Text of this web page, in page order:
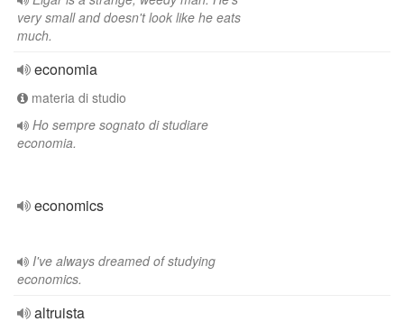
very small and doesn't look like he eats
much.
economia
materia di studio
Ho sempre sognato di studiare
economia.
economics
I've always dreamed of studying
economics.
altruista